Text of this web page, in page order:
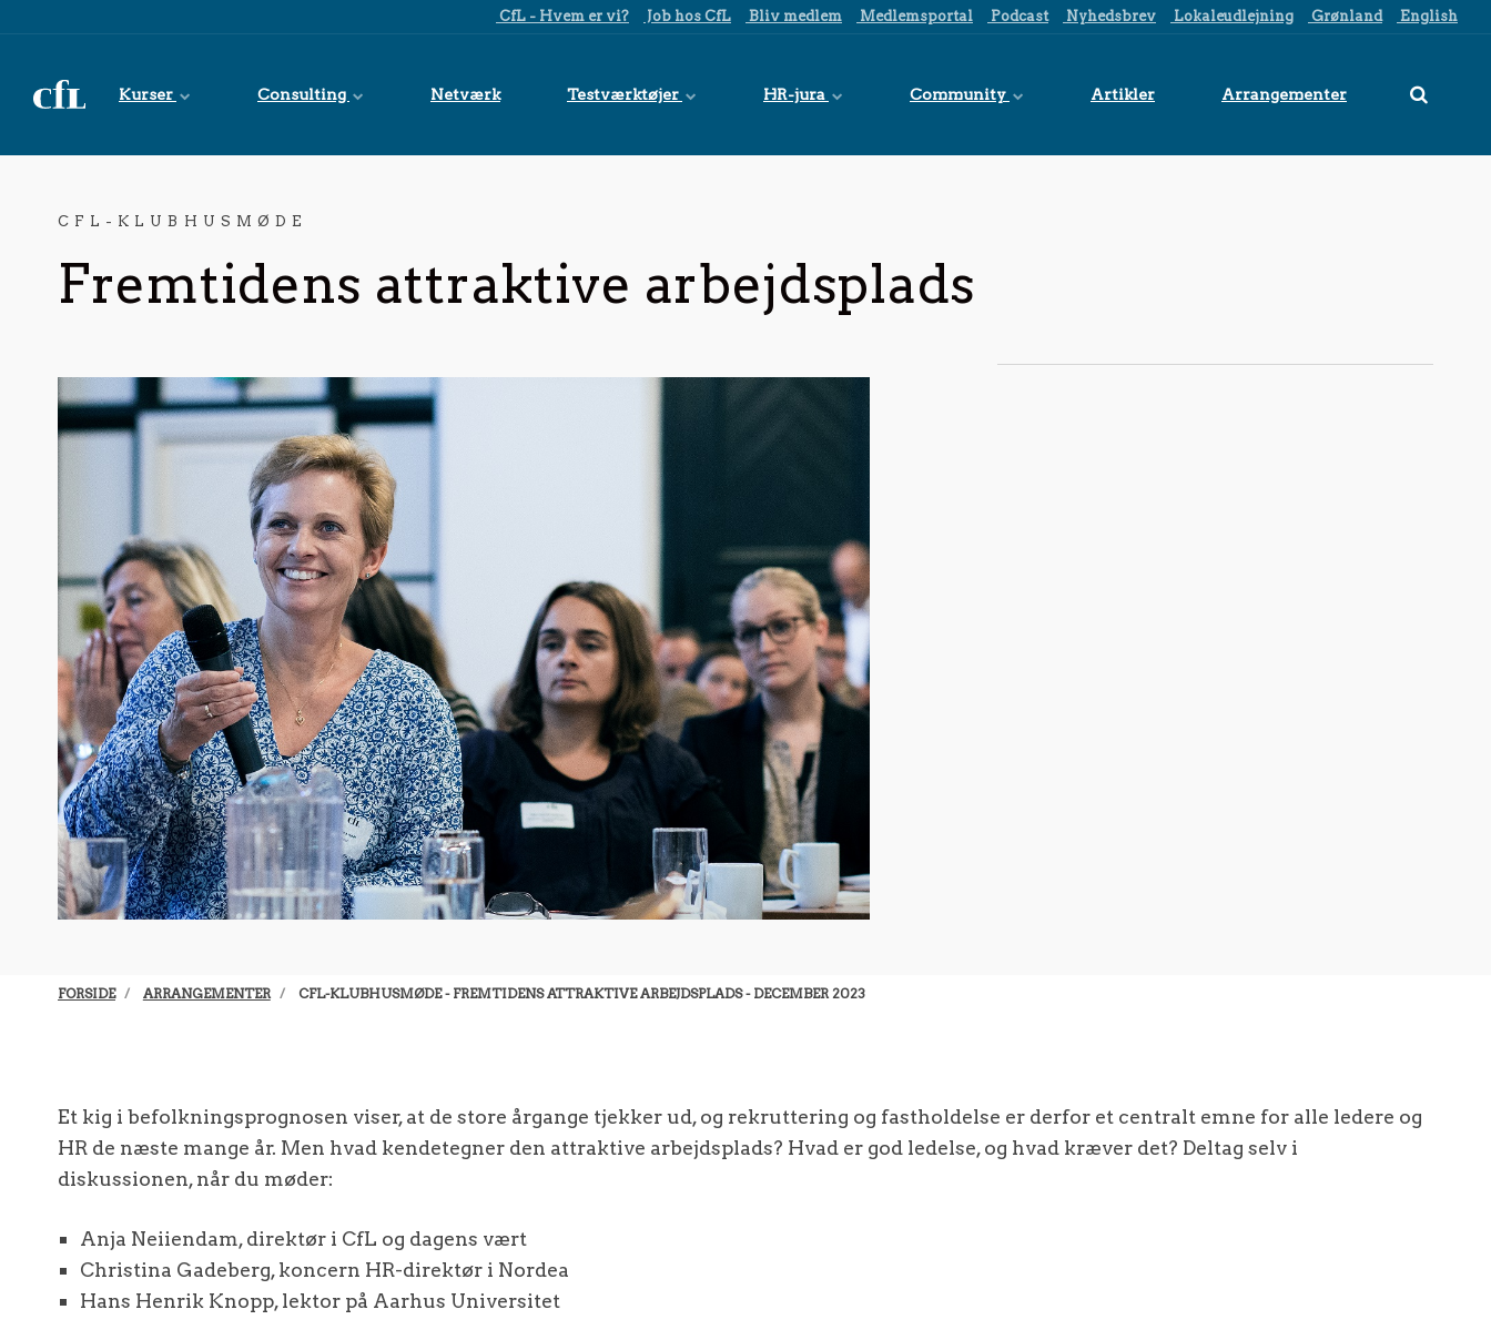
CfL - Hvem er vi? Job hos CfL Bliv medlem Medlemsportal Podcast Nyhedsbrev Lokaleudlejning Grønland English
Kurser Consulting Netværk Testværktøjer HR-jura Community Artikler Arrangementer
CFL-KLUBHUSMØDE
Fremtidens attraktive arbejdsplads
FORSIDE ARRANGEMENTER CFL-KLUBHUSMØDE - FREMTIDENS ATTRAKTIVE ARBEJDSPLADS - DECEMBER 2023
Et kig i befolkningsprognosen viser, at de store årgange tjekker ud, og rekruttering og fastholdelse er derfor et centralt emne for alle ledere og
HR de næste mange år. Men hvad kendetegner den attraktive arbejdsplads? Hvad er god ledelse, og hvad kræver det? Deltag selv i
diskussionen, når du møder:
Anja Neiiendam, direktør i CfL og dagens vært
Christina Gadeberg, koncern HR-direktør i Nordea
Hans Henrik Knopp, lektor på Aarhus Universitet